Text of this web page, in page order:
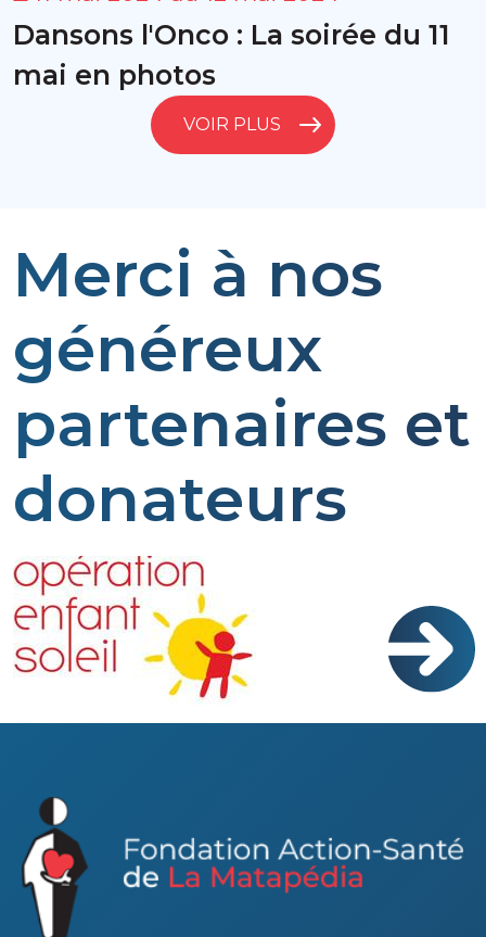
Dansons l'Onco : La soirée du 11
mai en photos
VOIR PLUS
Merci à nos
généreux
partenaires et
donateurs